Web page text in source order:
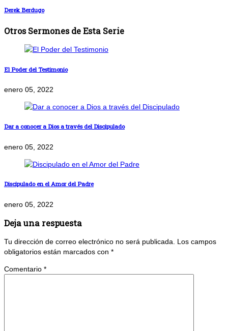
Derek Berdugo
Otros Sermones de Esta Serie
El Poder del Testimonio
enero 05, 2022
Dar a conocer a Dios a través del Discipulado
enero 05, 2022
Discipulado en el Amor del Padre
enero 05, 2022
Deja una respuesta
Tu dirección de correo electrónico no será publicada. Los campos
obligatorios están marcados con *
Comentario *